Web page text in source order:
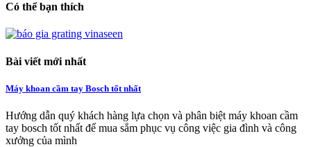
Có thể bạn thích
Bài viết mới nhất
Máy khoan cầm tay Bosch tốt nhất
Hướng dẫn quý khách hàng lựa chọn và phân biệt máy khoan cầm
tay bosch tốt nhất để mua sắm phục vụ công việc gia đình và công
xưởng của mình